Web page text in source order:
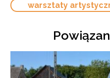
warsztaty